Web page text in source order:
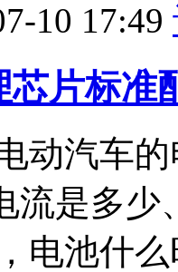
10 17:49
片标准
动汽车
流是多
电池什